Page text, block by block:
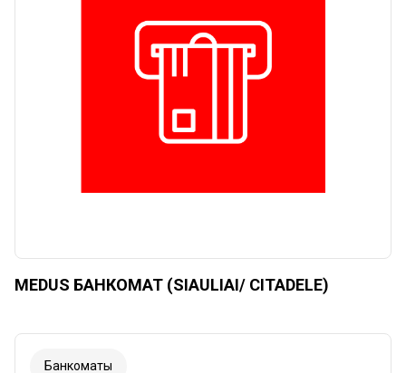
MEDUS БАНКОМАТ (SIAULIAI/ CITADELE)
Банкоматы